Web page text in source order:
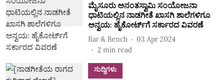
ಮೈಸೂರು ಅನಂತಸ್ವಾಮಿ ಸಂಯೋಜನಾ
ಧಾಟಿಯಲ್ಲಿನ ನಾಡಗೀತೆ ಖಾಸಗಿ ಶಾಲೆಗಳಿಗೂ
ಅನ್ವಯ: ಹೈಕೋರ್ಟ್‌ಗೆ ಸರ್ಕಾರದ ವಿವರಣೆ
Bar & Bench
03 Apr 2024
2 min read
ಸುದ್ದಿಗಳು